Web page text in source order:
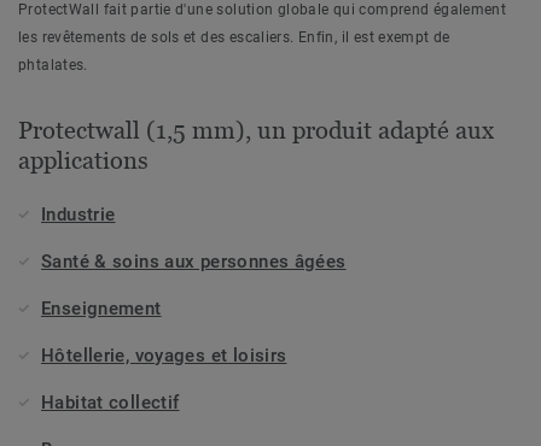
ProtectWall fait partie d'une solution globale qui comprend également
les revêtements de sols et des escaliers. Enfin, il est exempt de
phtalates.
Protectwall (1,5 mm), un produit adapté aux
applications
Industrie
Santé & soins aux personnes âgées
Enseignement
Hôtellerie, voyages et loisirs
Habitat collectif